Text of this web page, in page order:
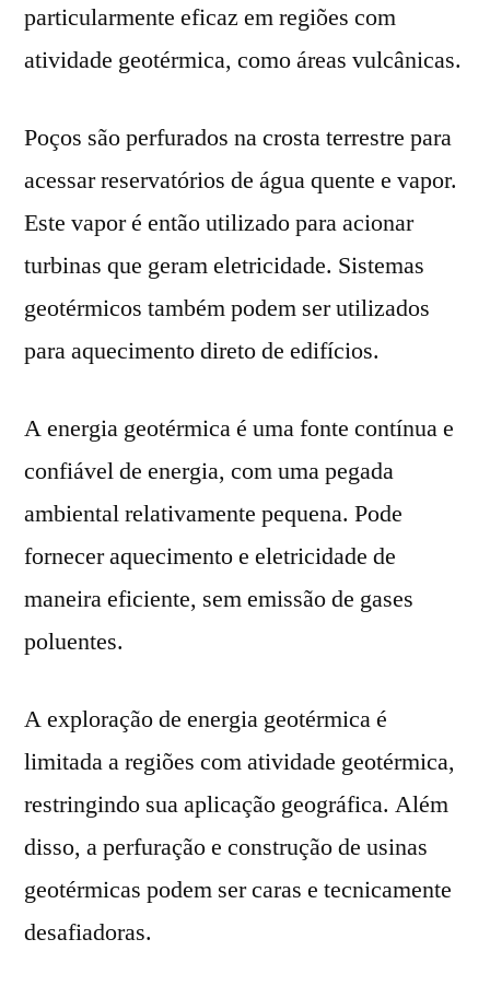
particularmente eficaz em regiões com
atividade geotérmica, como áreas vulcânicas.
Poços são perfurados na crosta terrestre para
acessar reservatórios de água quente e vapor.
Este vapor é então utilizado para acionar
turbinas que geram eletricidade. Sistemas
geotérmicos também podem ser utilizados
para aquecimento direto de edifícios.
A energia geotérmica é uma fonte contínua e
confiável de energia, com uma pegada
ambiental relativamente pequena. Pode
fornecer aquecimento e eletricidade de
maneira eficiente, sem emissão de gases
poluentes.
A exploração de energia geotérmica é
limitada a regiões com atividade geotérmica,
restringindo sua aplicação geográfica. Além
disso, a perfuração e construção de usinas
geotérmicas podem ser caras e tecnicamente
desafiadoras.